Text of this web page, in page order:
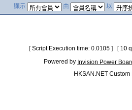
顯示 由 以
[ Script Execution time: 0.0105 ] [ 10
Powered by Invision Power
HKSAN.NET